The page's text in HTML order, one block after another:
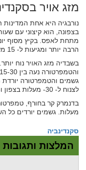
מזג אויר
נורבגיה היא אחת
בצפונה, הוא קיצוני עם
מתחת לאפס. בקיץ מסוף
הרבה יותר ומגיעות ל- 15 מעלות בממוצע. גשמים יש בה כל השנה.
בשבדיה מזג האויר נוח
גשמים והטמפרטורה
לצנוח ל- 30- מעלות בצפון ו- 2- בדרום.
מעלות. גשמים יורדים כל
סקנדינביה
המלצות ותגובות